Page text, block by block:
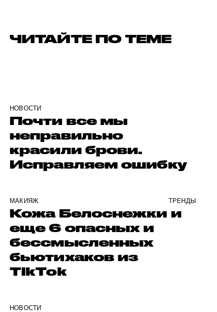
ЧИТАЙТЕ ПО ТЕМЕ
НОВОСТИ
Почти все мы
неправильно
красили брови.
Исправляем ошибку
МАКИЯЖ ТРЕНДЫ
Кожа Белоснежки и
еще 6 опасных и
бессмысленных
бьютихаков из
TikTok
НОВОСТИ